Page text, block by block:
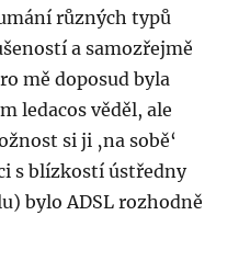
různých typů
a samozřejmě
mě doposud byla
ledacos věděl, ale
si ji ‚na sobě‘
s blízkostí ústředny
bylo ADSL rozhodně